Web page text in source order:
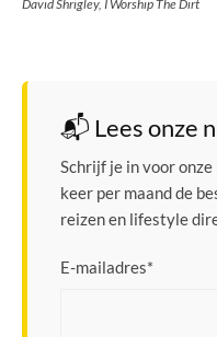
David Shrigley, I Worship The Dirt
📬 Lees onze
Schrijf je in voor
keer per maand de
reizen en lifestyle
E-mailadres*